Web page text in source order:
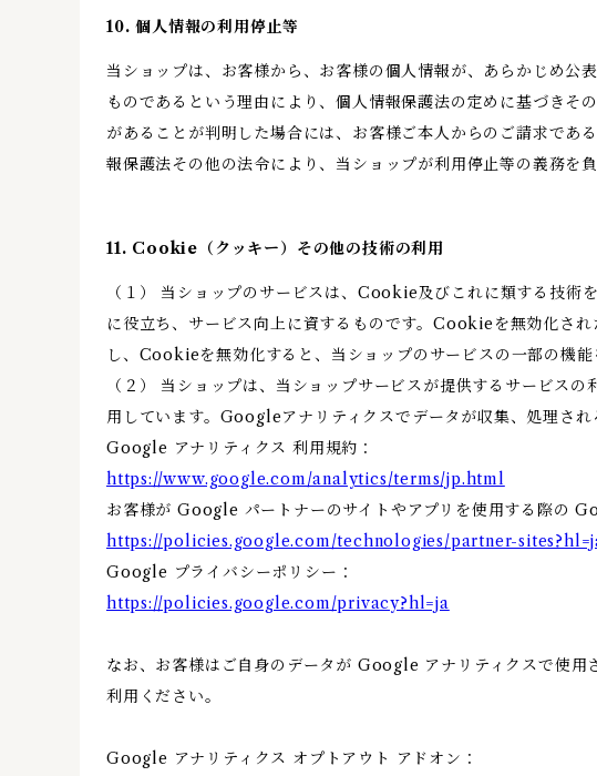
10. 個人情報の利用停止等
当ショップは、お客様から、お客様の個人情報が、あらかじめ公
ものであるという理由により、個人情報保護法の定めに基づき
があることが判明した場合には、お客様ご本人からのご請求であ
報保護法その他の法令により、当ショップが利用停止等の義務を
11. Cookie（クッキー）その他の技術の利用
（１） 当ショップのサービスは、Cookie及びこれに類する技術
に役立ち、サービス向上に資するものです。Cookieを無効化さ
し、Cookieを無効化すると、当ショップのサービスの一部の機能
（２） 当ショップは、当ショップサービスが提供するサービ
用しています。Googleアナリティクスでデータが収集、処理さ
Google アナリティクス 利用規約：
https://www.google.com/analytics/terms/jp.html
お客様が Google パートナーのサイトやアプリを使用する際の
https://policies.google.com/technologies/partner-
Google プライバシーポリシー：
https://policies.google.com/privacy?hl=ja
なお、お客様はご自身のデータが Google アナリティクスで使
利用ください。
Google アナリティクス オプトアウト アドオン：